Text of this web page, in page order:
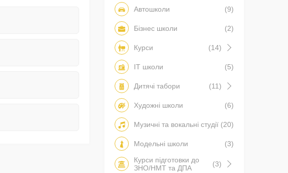
Автошколи (9)
Бізнес школи (2)
Курси (14)
IT школи (5)
Дитячі табори (11)
Художні школи (6)
Музичні та вокальні студії (20)
Модельні школи
(3)
Курси підготовки до
ЗНО/НМТ та ДПА
(3)